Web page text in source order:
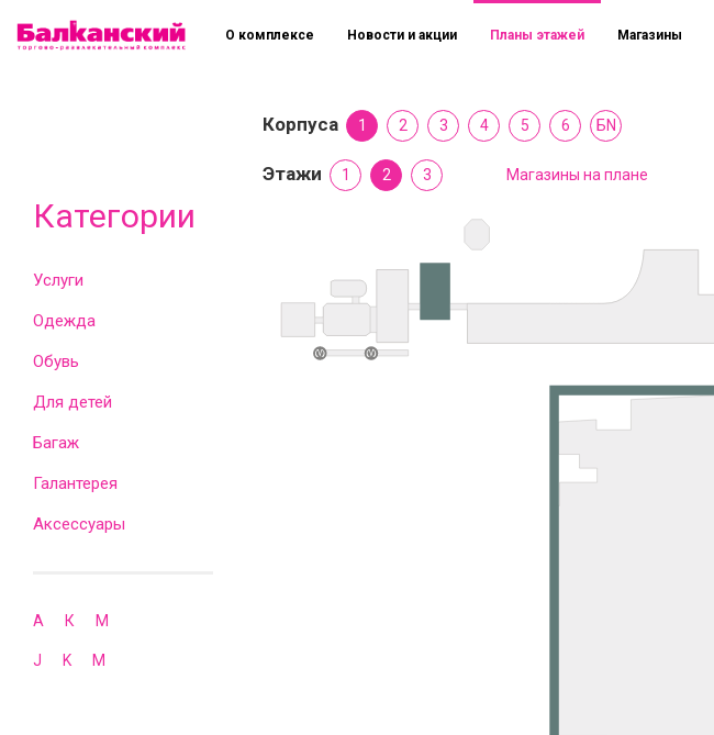
Категории
Услуги
Одежда
Обувь
Для детей
Багаж
Галантерея
Аксессуары
А К М
J K M
О комплексе Новости и акции Планы этажей Магазины
Корпуса 1 2 3 4 5 6 БN
Этажи 1 2 3 Магазины на плане